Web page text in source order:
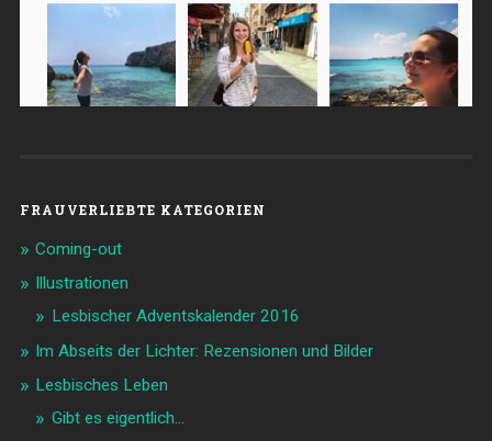
FRAUVERLIEBTE KATEGORIEN
Coming-out
Illustrationen
Lesbischer Adventskalender 2016
Im Abseits der Lichter: Rezensionen und Bilder
Lesbisches Leben
Gibt es eigentlich…